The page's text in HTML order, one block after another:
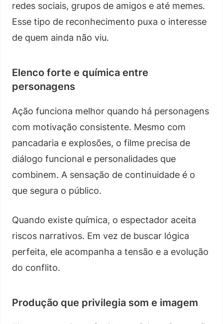
redes sociais, grupos de amigos e até memes.
Esse tipo de reconhecimento puxa o interesse
de quem ainda não viu.
Elenco forte e química entre
personagens
Ação funciona melhor quando há personagens
com motivação consistente. Mesmo com
pancadaria e explosões, o filme precisa de
diálogo funcional e personalidades que
combinem. A sensação de continuidade é o
que segura o público.
Quando existe química, o espectador aceita
riscos narrativos. Em vez de buscar lógica
perfeita, ele acompanha a tensão e a evolução
do conflito.
Produção que privilegia som e imagem